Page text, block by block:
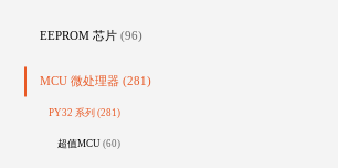
EEPROM 芯片 (96)
MCU 微处理器 (281)
PY32 系列(281)
超值MCU(60)